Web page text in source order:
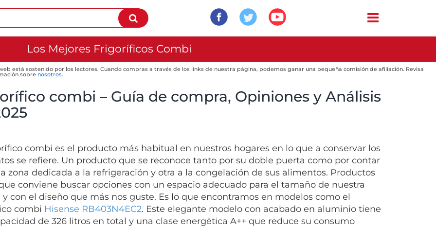
Los Mejores Frigoríficos Combi
está sostenido por los lectores. Cuando compras a través de los links de nuestra página, podemos ganar una pequeña comisión de afiliación. Revisa
sobre nosotros.
combi – Guía de compra, Opiniones y Análisis
combi es el producto más habitual en nuestros hogares en lo que a conservar los
se refiere. Un producto que se reconoce tanto por su doble puerta como por contar
zona dedicada a la refrigeración y otra a la congelación de sus alimentos. Productos
conviene buscar opciones con un espacio adecuado para el tamaño de nuestra
con el diseño que más nos guste. Es lo que encontramos en modelos como el
combi Hisense RB403N4EC2. Este elegante modelo con acabado en aluminio tiene
de 326 litros en total y una clase energética A++ que reduce su consumo